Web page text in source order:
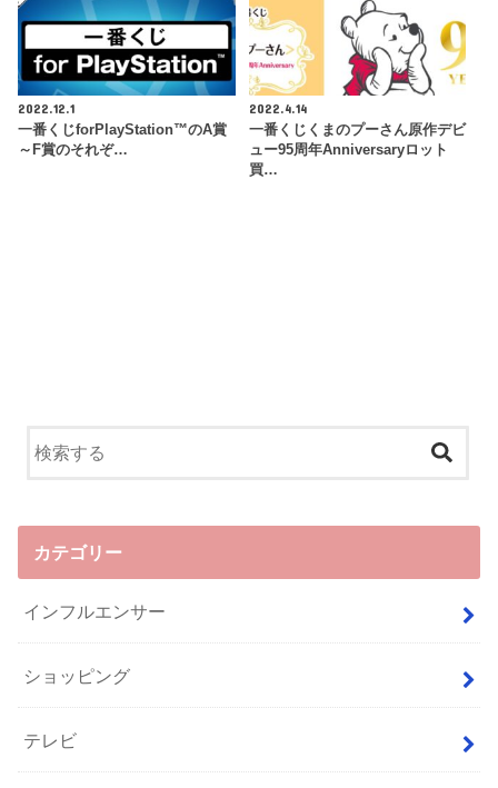
2022.12.1
一番くじforPlayStation™のA賞
～F賞のそれぞ…
2022.4.14
一番くじくまのプーさん原作デビ
ュー95周年Anniversaryロット
買…
カテゴリー
インフルエンサー
ショッピング
テレビ